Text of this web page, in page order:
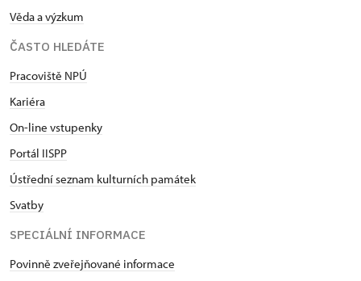
Věda a výzkum
ČASTO HLEDÁTE
Pracoviště NPÚ
Kariéra
On-line vstupenky
Portál IISPP
Ústřední seznam kulturních památek
Svatby
SPECIÁLNÍ INFORMACE
Povinně zveřejňované informace